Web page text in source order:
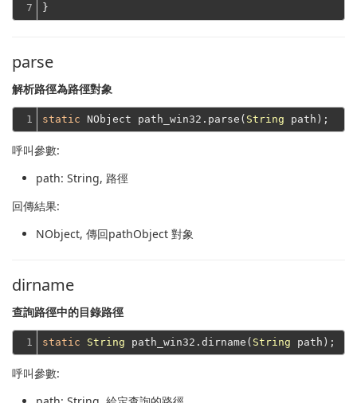
7
}
parse
解析路徑為路徑對象
1 static NObject path_win32.parse( String
呼叫參數:
path: String, 路徑
回傳結果:
NObject, 傳回pathObject 對象
dirname
查詢路徑中的目錄路徑
1 static String path_win32.dirname( String
呼叫參數: